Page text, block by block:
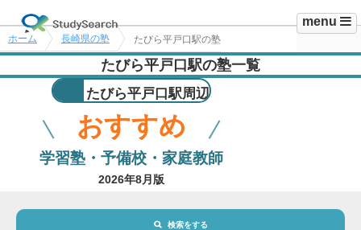
menu
ホーム 長崎県の塾 たびら平戸口駅の塾
たびら平戸口駅の塾一覧
たびら平戸口駅周辺
おすすめ
学習塾・予備校・家庭教師
2026年8月版
検索をする